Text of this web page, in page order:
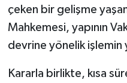
çeken bir gelişme
Mahkemesi, yapının
devrine yönelik
Kararla birlikte, kısa
Spor
Yaşam